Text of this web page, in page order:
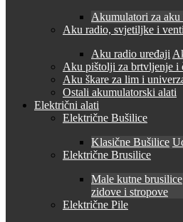
Akumulatori za aku
Aku radio, svjetiljke i
Aku radio uređaji
Aku pištolji za brtvljenje i
Aku škare za lim i
Ostali akumulatorski alati
Električni alati
Električne Bušilice
Klasične Bušilice
Električne Brusilice
Male kutne brusilice
zidove i stropove
Električne Pile